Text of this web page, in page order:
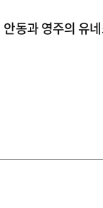
동과 영주의 유